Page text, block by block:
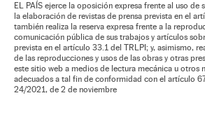
EL PAÍS ejerce la oposición expresa frente al uso de
la elaboración de revistas de prensa prevista en el
también realiza la reserva expresa frente a la
comunicación pública de sus trabajos y artículos
prevista en el artículo 33.1 del TRLPI; y, asimismo,
de las reproducciones y usos de las obras y otras
este sitio web a medios de lectura mecánica u otros
adecuados a tal fin de conformidad con el artículo
24/2021, de 2 de noviembre